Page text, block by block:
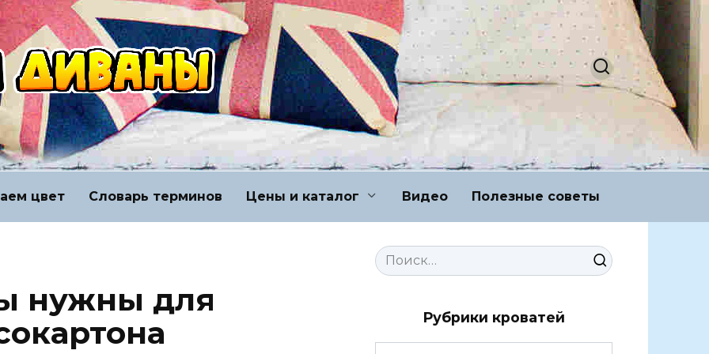
цвет Словарь терминов Цены и каталог Видео Полезные советы
нужны для
Search
for:
Рубрики кроватей